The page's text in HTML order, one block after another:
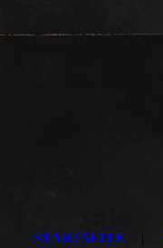
STARTSEITE